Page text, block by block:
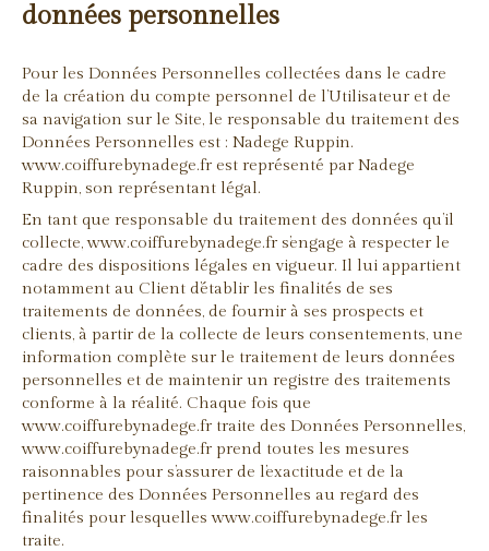
données personnelles
Pour les Données Personnelles collectées dans le cadre
de la création du compte personnel de l’Utilisateur et de
sa navigation sur le Site, le responsable du traitement des
Données Personnelles est : Nadege Ruppin.
www.coiffurebynadege.fr est représenté par Nadege
Ruppin, son représentant légal.
En tant que responsable du traitement des données qu’il
collecte, www.coiffurebynadege.fr s’engage à respecter le
cadre des dispositions légales en vigueur. Il lui appartient
notamment au Client d’établir les finalités de ses
traitements de données, de fournir à ses prospects et
clients, à partir de la collecte de leurs consentements, une
information complète sur le traitement de leurs données
personnelles et de maintenir un registre des traitements
conforme à la réalité. Chaque fois que
www.coiffurebynadege.fr traite des Données Personnelles,
www.coiffurebynadege.fr prend toutes les mesures
raisonnables pour s’assurer de l’exactitude et de la
pertinence des Données Personnelles au regard des
finalités pour lesquelles www.coiffurebynadege.fr les
traite.